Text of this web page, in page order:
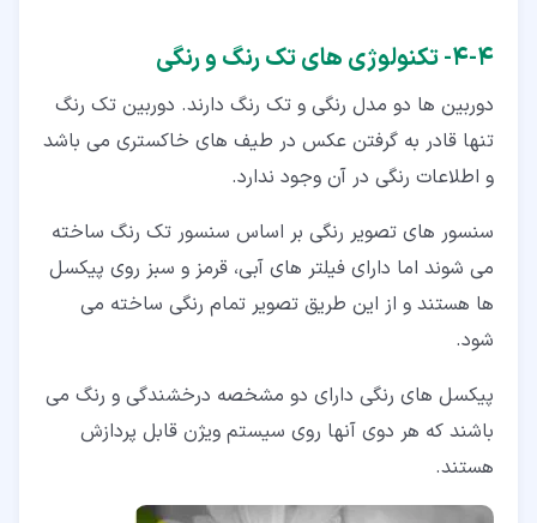
۴‏-‏۴‏- تکنولوژی های تک رنگ و رنگی
دوربین ها دو مدل رنگی و تک رنگ دارند. دوربین تک رنگ
تنها قادر به گرفتن عکس در طیف های خاکستری می باشد
و اطلاعات رنگی در آن وجود ندارد.
سنسور های تصویر رنگی بر اساس سنسور تک رنگ ساخته
می شوند اما دارای فیلتر های آبی، قرمز و سبز روی پیکسل
ها هستند و از این طریق تصویر تمام رنگی ساخته می
شود.
پیکسل های رنگی دارای دو مشخصه درخشندگی و رنگ می
باشند که هر دوی آنها روی سیستم ویژن قابل پردازش
هستند.